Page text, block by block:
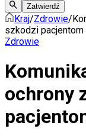
Zatwierdź
Kraj/Zdrowie/
szkodzi pacjentom
Zdrowie
ochrony